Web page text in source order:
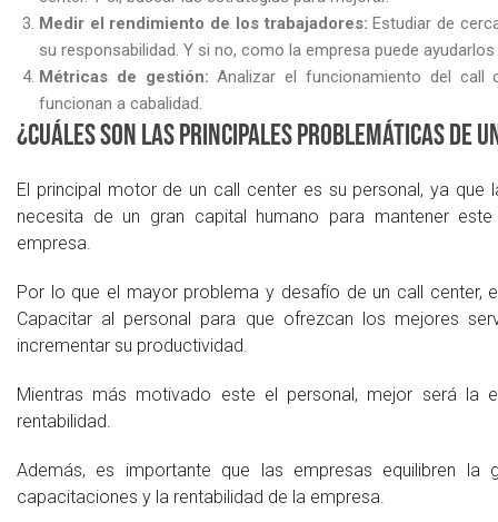
Medir el rendimiento de los trabajadores:Estudiar de
su responsabilidad. Y si no, como la empresa puede
Métricas de gestión: Analizar el funcionamiento del call
funcionan a cabalidad.
¿Cuáles son las principales problemáticas de
El principal motor de un call center es su personal, ya
necesita de un gran capital humano para mantener
empresa.
Por lo que el mayor problema y desafío de un call
Capacitar al personal para que ofrezcan los mejores
incrementar su productividad.
Mientras más motivado este el personal, mejor será la
rentabilidad.
Además, es importante que las empresas equilibren
capacitaciones y la rentabilidad de la empresa.